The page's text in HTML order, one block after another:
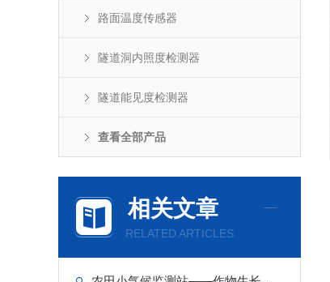
路面温度传感器
隧道洞内照度检测器
隧道能见度检测器
查看全部产品
相关文章
RELATED ARTICLES